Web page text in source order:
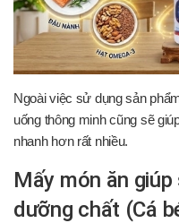
Ngoài việc sử dụng sản
uống thông minh cũng sẽ
nhanh hơn rất nhiều.
Mấy món ăn
dưỡng chất (Cá